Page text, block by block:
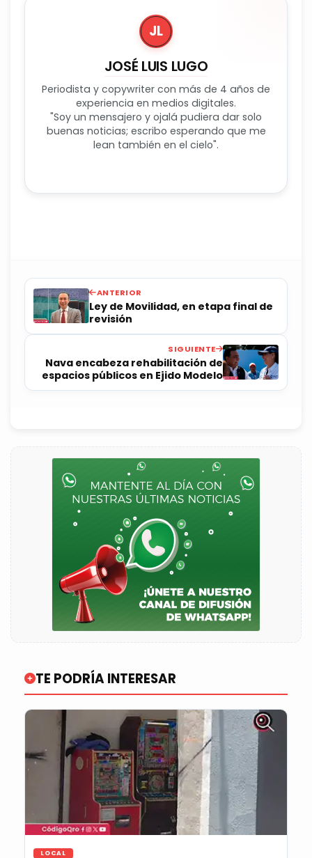
JL
JOSÉ LUIS LUGO
Periodista y copywriter con más de 4 años de
experiencia en medios digitales.
"Soy un mensajero y ojalá pudiera dar solo
buenas noticias; escribo esperando que me
lean también en el cielo".
ANTERIOR
Ley de Movilidad, en etapa final de
revisión
SIGUIENTE
Nava encabeza rehabilitación de
espacios públicos en Ejido Modelo
TE PODRÍA INTERESAR
LOCAL